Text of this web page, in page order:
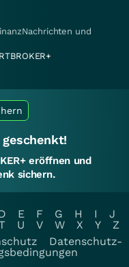
und
eröffnen und
sichern.
E F G H I
J
U V W X Y
Z
Datenschutz-